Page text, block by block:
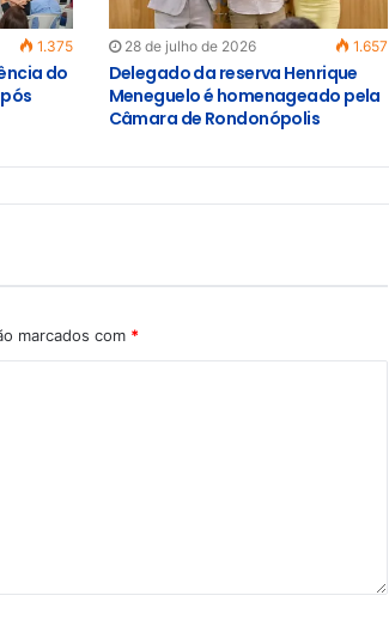
1.375
do
28 de julho de 2026 1.657
Delegado da reserva Henrique
Meneguelo é homenageado pela
Câmara de Rondonópolis
marcados com *